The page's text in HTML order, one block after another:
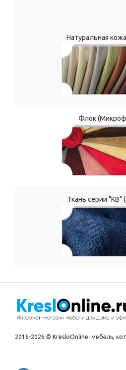
Натуральная
Флок
Ткань серии "КВ"
2016-2026 © KresloOnline: мебель,